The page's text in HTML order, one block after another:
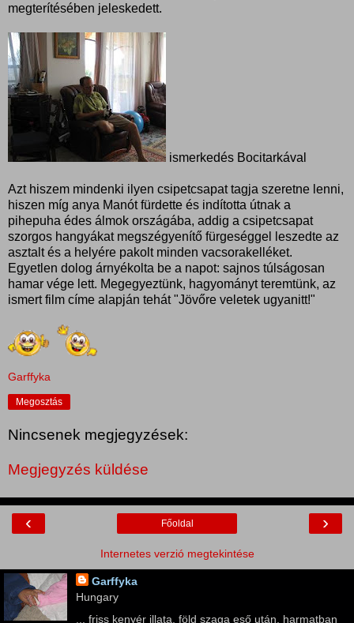
megterítésében jeleskedett.
ismerkedés Bocitarkával
Azt hiszem mindenki ilyen csipetcsapat tagja szeretne lenni,
hiszen míg anya Manót fürdette és indította útnak a
pihepuha édes álmok országába, addig a csipetcsapat
szorgos hangyákat megszégyenítő fürgeséggel leszedte az
asztalt és a helyére pakolt minden vacsorakelléket.
Egyetlen dolog árnyékolta be a napot: sajnos túlságosan
hamar vége lett. Megegyeztünk, hagyományt teremtünk, az
ismert film címe alapján tehát "Jövőre veletek ugyanitt!"
Garffyka
Megosztás
Nincsenek megjegyzések:
Megjegyzés küldése
‹ ›
Főoldal
Internetes verzió megtekintése
Garffyka
Hungary
... friss kenyér illata, föld szaga eső után, harmatban